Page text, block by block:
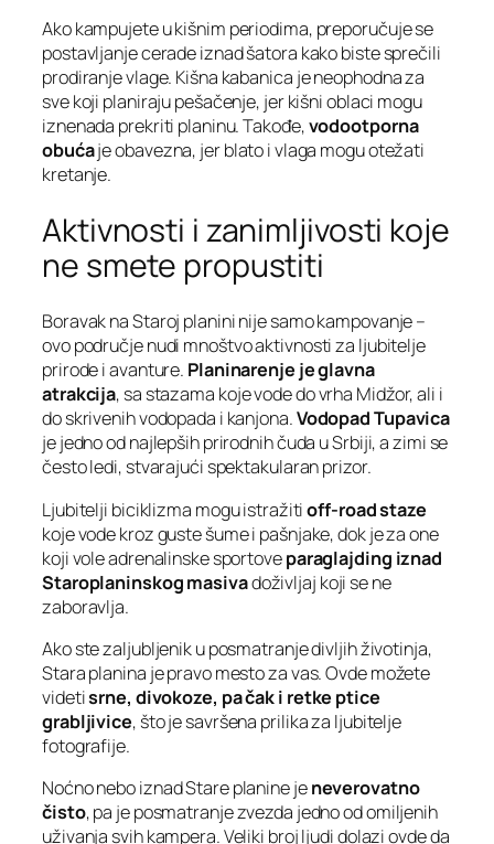
Ako kampujete u kišnim periodima, preporučuje se
postavljanje cerade iznad šatora kako biste sprečili
prodiranje vlage. Kišna kabanica je neophodna za
sve koji planiraju pešačenje, jer kišni oblaci mogu
iznenada prekriti planinu. Takođe,vodootporna
obućaje obavezna, jer blato i vlaga mogu otežati
kretanje.
Aktivnosti i zanimljivosti koje
ne smete propustiti
Boravak na Staroj planini nije samo kampovanje –
ovo područje nudi mnoštvo aktivnosti za ljubitelje
prirode i avanture. Planinarenje je glavna
atrakcija, sa stazama koje vode do vrha Midžor, ali i
do skrivenih vodopada i kanjona.Vodopad Tupavica
je jedno od najlepših prirodnih čuda u Srbiji, a zimi se
često ledi, stvarajući spektakularan prizor.
Ljubitelji biciklizma mogu istražitioff-road staze
koje vode kroz guste šume i pašnjake, dok je za one
koji vole adrenalinske sportoveparaglajding iznad
Staroplaninskog masivadoživljaj koji se ne
zaboravlja.
Ako ste zaljubljenik u posmatranje divljih životinja,
Stara planina je pravo mesto za vas. Ovde možete
videtisrne, divokoze, pa čak i retke ptice
grabljivice, što je savršena prilika za ljubitelje
fotografije.
Noćno nebo iznad Stare planine jeneverovatno
čisto, pa je posmatranje zvezda jedno od omiljenih
uživanja svih kampera. Veliki broj ljudi dolazi ovde da